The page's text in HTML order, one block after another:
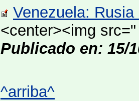
Venezuela:
<center><img
Publicado en: 15/
^arriba^